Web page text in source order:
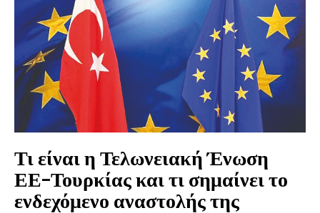
Τι είναι η Τελωνειακή Ένωση
ΕΕ-Τουρκίας και τι σημαίνει το
ενδεχόμενο αναστολής της